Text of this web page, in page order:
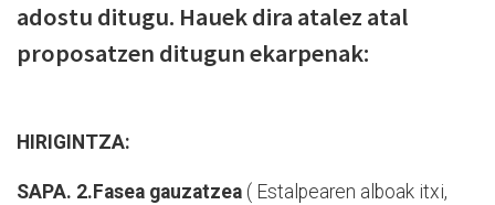
adostu ditugu. Hauek dira atalez atal
proposatzen ditugun ekarpenak:
HIRIGINTZA:
SAPA. 2.Fasea gauzatzea ( Estalpearen alboak itxi,